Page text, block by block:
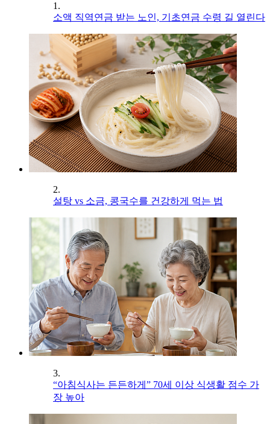
1.
소액 직역연금 받는 노인, 기초연금 수령 길 열린다
2.
설탕 vs 소금, 콩국수를 건강하게 먹는 법
3.
“아침식사는 든든하게” 70세 이상 식생활 점수 가
장 높아